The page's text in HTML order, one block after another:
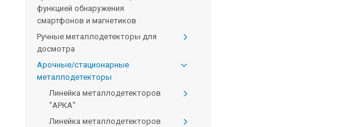
функцией обнаружения
смартфонов и магнетиков
Ручные металлодетекторы для
досмотра
Арочные/стационарные
металлодетекторы
Линейка металлодетекторов
"АРКА"
Линейка металлодетекторов